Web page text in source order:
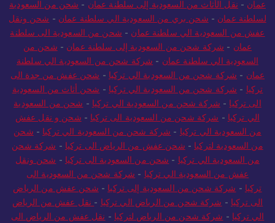
عمان - نقل الأثاث من السعودية إلى سلطنة عمان - شحن من السعودية
لسلطنة عمان - شحن بري من السعودية الي سلطنة عمان - شحن ونقل
عفش من السعودية الي سلطنة عمان - شحن من السعودية الى سلطنة
عمان - شركة شحن من السعودية إلى سلطنة عمان - شحن من
السعودية الي سلطنة عمان - شركة شحن من السعودية الي سلطنة
عمان - شركة شحن من السعودية الي تركيا - شحن عفش من جدة الى
تركيا - شركة شحن من السعودية الي تركيا - شحن أثاث من السعودية
الى تركيا - شركة شحن من السعودية الي تركيا - شحن من السعودية
الي تركيا - شركة شحن من السعودية الى تركيا - شحن و نقل عفش
من السعودية الي تركيا - شركة شحن من السعودية الي تركيا - شحن
من السعودية لتركيا - شحن عفش من الرياض الى تركيا - شركة شحن
من السعودية الي تركيا - شحن من السعودية الى تركيا - شحن ونقل
عفش من السعودية الي تركيا - شركة شحن من السعودية الى
تركيا - شركة شحن من السعودية إلى تركيا - شحن عفش من الرياض
الى تركيا - شركة شحن من الرياض الي تركيا - نقل عفش من الرياض
الي تركيا - شركة شحن من الرياض لتركيا - نقل عفش من الرياض الى